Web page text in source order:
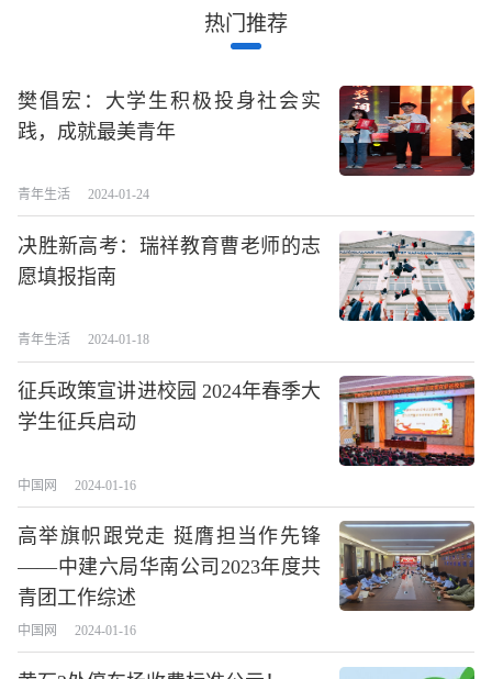
热门推荐
樊倡宏：大学生积极投身社会实
践，成就最美青年
青年生活 2024-01-24
决胜新高考：瑞祥教育曹老师的志
愿填报指南
青年生活 2024-01-18
征兵政策宣讲进校园 2024年春季大
学生征兵启动
中国网 2024-01-16
高举旗帜跟党走 挺膺担当作先锋
——中建六局华南公司2023年度共
青团工作综述
中国网 2024-01-16